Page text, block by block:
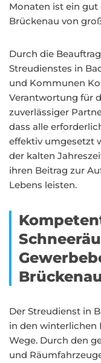
Monaten ist ein
Brückenau von
Durch die
Streudienstes in
und Kommunen
Verantwortung für
zuverlässiger
dass alle
effektiv umgesetzt
der kalten
ihren Beitrag zur
Lebens leisten.
Der Streudienst in
in den winterlichen
Wege. Durch den
und